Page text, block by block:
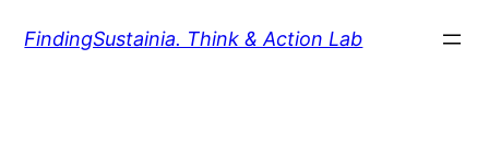
InhaltFindingSustainia. Think & Action Lab